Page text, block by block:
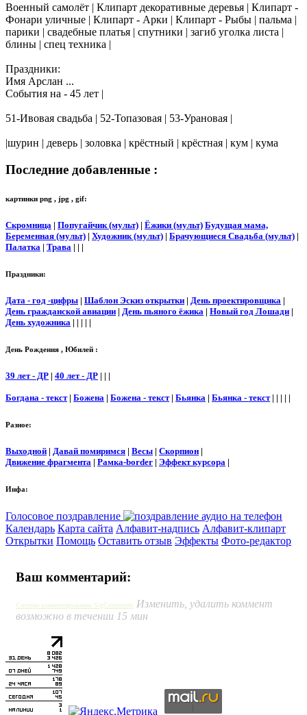
Военный самолёт | Клипарт декоративные деревья | Клипарт -
Фонари уличные | Клипарт - Арки | Клипарт - Рыбы | пальма |
парики | свадебные платья | спутники | загиб уголка листа |
блины | спец техника |
Праздники:
Имя Арслан ...
События на - 45 лет |
51-Ивовая свадьба | 52-Топазовая | 53-Урановая |
|шурин | деверь | золовка | крёстный | крёстная | кум | кума
Последние добавленные :
картинки png , jpg , gif:
Скромница | Попугайчик (мульт) | Ёжики (мульт) Будущая мама,
Беременная (мульт) | Художник (мульт) | Брачующиеся Свадьба (мульт) |
Палатка | Трава | | |
Праздники:
Дата - год -цифры | Шаблон Эскиз открытки | День проектировщика |
День гражданской авиации | День пьяного ёжика | Новый год Лошади |
День художника | | | | |
День Рождения , Юбилей :
39 лет - ДР | 40 лет - ДР | | |
Богдана - текст| Божена | Божена - текст| Бьянка | Бьянка - текст| | | | |
Разное:
Выходной | Давай помиримся | Весы | Скорпион |
Движение фрагмента | Рамка-border | Эффект курсора |
Инфа:
Голосовое поздравление
Календарь Карта сайта Алфавит-надпись Алфавит-клипарт
Открытки Помощь Оставить отзыв Эффекты Фото-редактор
Ваш комментарий:
Система комментирования SigComments Изменить, удалить коммент
возможно в течении 15 мин